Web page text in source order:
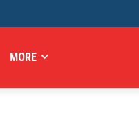
MORE